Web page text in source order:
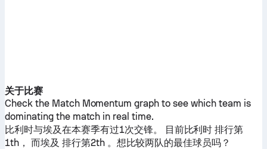
关于比赛
Check the Match Momentum graph to see which team is
dominating the match in real time.
比利时与埃及在本赛季有过1次交锋。 目前比利时 排行第
1th， 而埃及 排行第2th 。想比较两队的最佳球员吗？